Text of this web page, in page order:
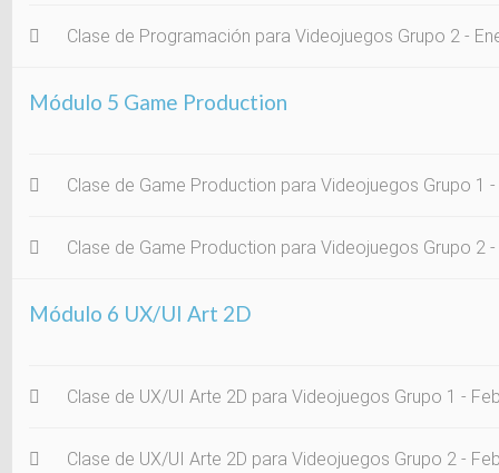
Clase de Programación para Videojuegos Grupo 2 -
Módulo 5 Game Production
Clase de Game Production para Videojuegos Grupo 1
Clase de Game Production para Videojuegos Grupo 2
Módulo 6 UX/UI Art 2D
Clase de UX/UI Arte 2D para Videojuegos Grupo 1 -
Clase de UX/UI Arte 2D para Videojuegos Grupo 2 -